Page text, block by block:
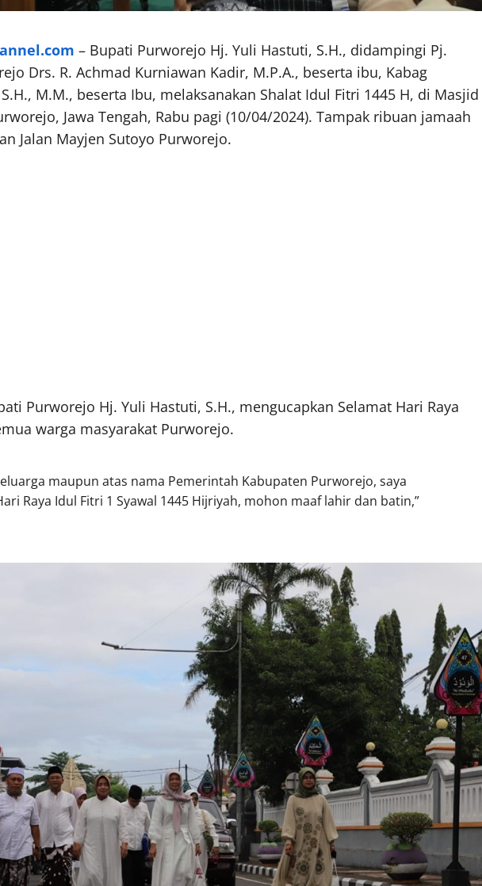
– Bupati Purworejo Hj. Yuli Hastuti, S.H., didampingi Pj.
Drs. R. Achmad Kurniawan Kadir, M.P.A., beserta ibu, Kabag
M.M., beserta Ibu, melaksanakan Shalat Idul Fitri 1445 H, di Masjid
Jawa Tengah, Rabu pagi (10/04/2024). Tampak ribuan jamaah
Jalan Mayjen Sutoyo Purworejo.
Purworejo Hj. Yuli Hastuti, S.H., mengucapkan Selamat Hari Raya
warga masyarakat Purworejo.
maupun atas nama Pemerintah Kabupaten Purworejo, saya
Raya Idul Fitri 1 Syawal 1445 Hijriyah, mohon maaf lahir dan batin,”